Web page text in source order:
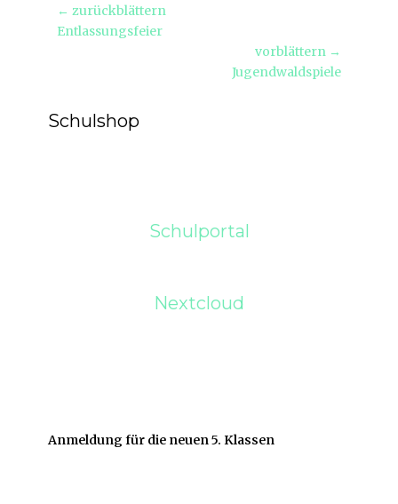
Beitragsnavigation
← zurückblättern
Vorheriger
Entlassungsfeier
vorblättern →
Jugendwaldspiele
Schulshop
Schulportal
Nextcloud
Anmeldung für die neuen 5. Klassen